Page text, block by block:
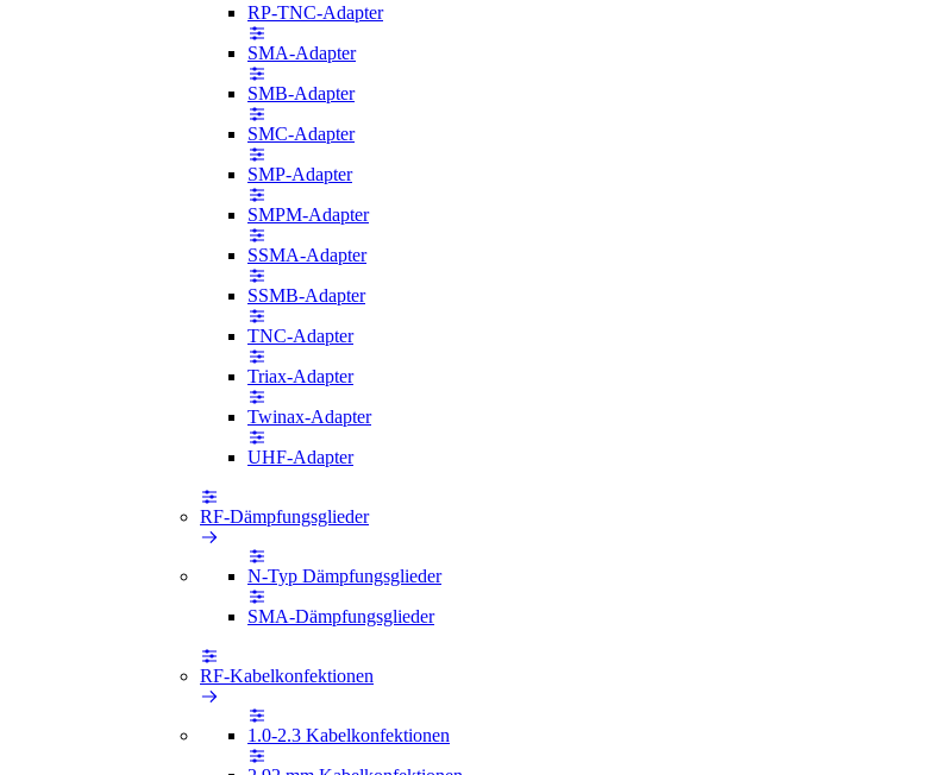
RP-TNC-Adapter
SMA-Adapter
SMB-Adapter
SMC-Adapter
SMP-Adapter
SMPM-Adapter
SSMA-Adapter
SSMB-Adapter
TNC-Adapter
Triax-Adapter
Twinax-Adapter
UHF-Adapter
RF-Dämpfungsglieder
N-Typ Dämpfungsglieder
SMA-Dämpfungsglieder
RF-Kabelkonfektionen
1.0-2.3 Kabelkonfektionen